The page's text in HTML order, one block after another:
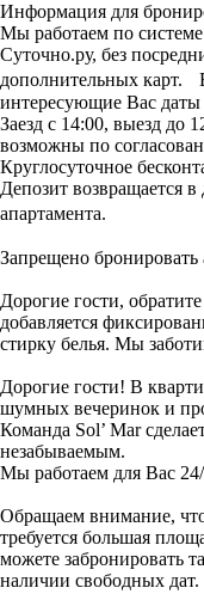
Информация для
Мы работаем по
Суточно.ру, без
дополнительных карт.
интересующие Вас даты
Заезд с 14:00, выезд до
возможны по
Круглосуточное
Депозит возвращается
апартамента.
Запрещено
Дорогие гости,
добавляется
стирку белья. Мы
Дорогие гости! В
шумных вечеринок и
Команда Sol’ Mar
незабываемым.
Мы работаем для Вас
Обращаем внимание,
требуется большая
можете забронировать
наличии свободных дат.